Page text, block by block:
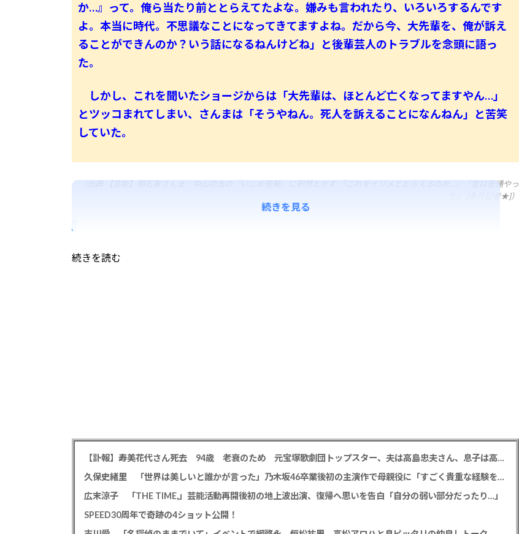
か…』って。俺ら当たり前ととらえてたよな。嫌みも言われたり、いろいろするんです
よ。本当に時代。不思議なことになってきてますよね。だから今、大先輩を、俺が訴え
ることができんのか？いう話になるねんけどね」と後輩芸人のトラブルを念頭に語っ
た。
しかし、これを聞いたショージからは「大先輩は、ほとんど亡くなってますやん…」
とツッコまれてしまい、さんまは「そうやねん。死人を訴えることになんねん」と苦笑
していた。
（出典 【芸能】明石家さんま 中山功太の〝いじめ告発〟に釈然とせず 「これをイジメととらえるのか…」「昔は普通やっ
た」 [冬月記者★]）
続きを読む
続きを見る
【訃報】寿美花代さん死去 94歳 老衰のため 元宝塚歌劇団トップスター、夫は高島忠夫さん、息子は高嶋政宏・政伸
久保史緒里 「世界は美しいと誰かが言った」乃木坂46卒業後初の主演作で母親役に「すごく貴重な経験をさせていただいた」
広末涼子 「THE TIME,」芸能活動再開後初の地上波出演、復帰へ思いを告白「自分の弱い部分だったり…」
SPEED30周年で奇跡の4ショット公開！